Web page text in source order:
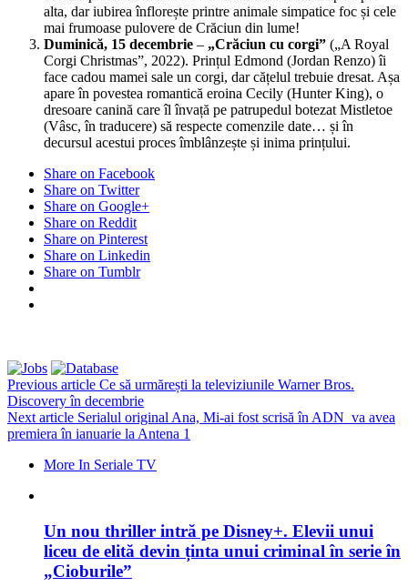
alta, dar iubirea înflorește printre animale simpatice foc și cele
mai frumoase pulovere de Crăciun din lume!
Duminică, 15 decembrie – „Crăciun cu corgi” („A Royal
Corgi Christmas”, 2022). Prințul Edmond (Jordan Renzo) îi
face cadou mamei sale un corgi, dar cățelul trebuie dresat. Așa
apare în povestea romantică eroina Cecily (Hunter King), o
dresoare canină care îl învață pe patrupedul botezat Mistletoe
(Vâsc, în traducere) să respecte comenzile date… și în
decursul acestui proces îmblânzește și inima prințului.
Share on Facebook
Share on Twitter
Share on Google+
Share on Reddit
Share on Pinterest
Share on Linkedin
Share on Tumblr
Previous article Ce să urmărești la televiziunile Warner Bros.
Discovery în decembrie
Next article Serialul original Ana, Mi-ai fost scrisă în ADN va avea
premiera în ianuarie la Antena 1
More In Seriale TV
Un nou thriller intră pe Disney+. Elevii unui
liceu de elită devin ținta unui criminal în serie în
„Cioburile”